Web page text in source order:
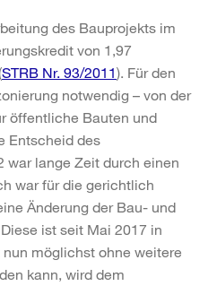
des Bauprojekts im
von 1,97
STRB Nr. 93/2011). Für den
notwendig – von der
öffentliche Bauten und
Entscheid des
war lange Zeit durch einen
war für die gerichtlich
Änderung der Bau- und
ist seit Mai 2017 in
möglichst ohne weitere
kann, wird dem